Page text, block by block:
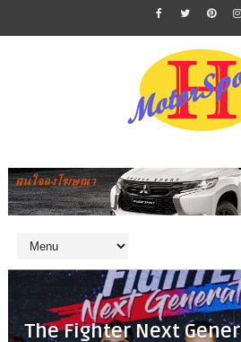
The Fighter Next